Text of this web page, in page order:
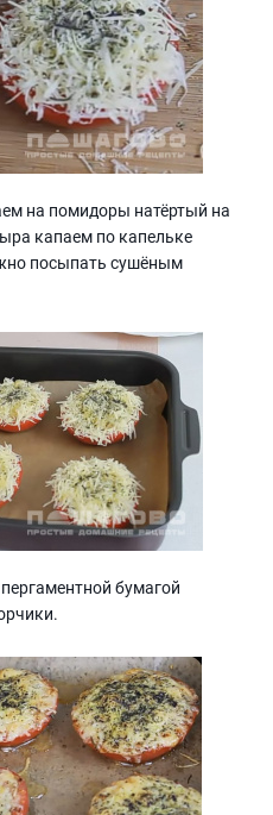
на помидоры натёртый на
капаем по капельке
посыпать сушёным
бумагой